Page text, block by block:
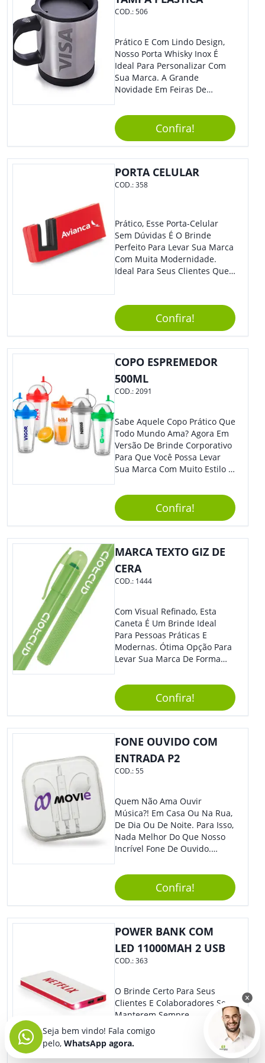
COD.:506
Prático E Com Lindo Design,
Nosso Porta Whisky Inox É
Ideal Para Personalizar Com
Sua Marca. A Grande
Novidade Em Feiras De
Corporativos Será Esse
Incrível Brinde, Trazendo
Ainda Mais Destaque Para
Sua Empresa.
Confira!
PORTA CELULAR
COD.:358
Prático, Esse Porta-Celular
Sem Dúvidas É O Brinde
Perfeito Para Levar Sua Marca
Com Muita Modernidade.
Ideal Para Seus Clientes Que
Sua Empresa Terá O Grande
Destaque Merecido.
Confira!
COPO ESPREMEDOR
500ML
COD.:2091
Sabe Aquele Copo Prático Que
Todo Mundo Ama? Agora Em
Versão De Brinde Corporativo
Para Que Você Possa Levar
Sua Marca Com Muito Estilo E
Praticidade À Eventos E Feiras
De Exposição.Confira!
MARCA TEXTO GIZ DE
CERA
COD.: 1444
Com Visual Refinado, Esta
Caneta É Um Brinde Ideal
Para Pessoas Práticas E
Modernas. Ótima Opção Para
Levar Sua Marca De Forma
Sua Empresa Em Eventos,
Reuniões Corporativas Ou Até
Mesmo Para Presentear
Colaboradores.
Confira!
FONE OUVIDO COM
ENTRADA P2
COD.:55
Quem Não Ama Ouvir
Música?! Em Casa Ou Na Rua,
De Dia Ou De Noite. Para Isso,
Nada Melhor Do Que Nosso
Incrível Fone De Ouvido.
De Excelente Qualidade, E
Contando Com Tamanho De
Fio Ideal Para Se Movimentar
Com Mais Liberdade, É O
Brinde Que Seus Clientes E
Colaboradores Mais Querem!
Não Fique De Fora! Ofereça
Em Eventos, Feiras E
Congressos, E Tenha Sua
Confira!
POWER BANK COM
LED 11000MAH 2 USB
COD.:363
O Brinde Certo Para Seus
Clientes E Colaboradores Se
Manterem Sempre
Conectados. Nosso Power
Bank Tem Design Moderno E
Leve, Perfeito Para Carregar
Seja bem vindo! Fala comigo
pelo, WhatsApp agora.